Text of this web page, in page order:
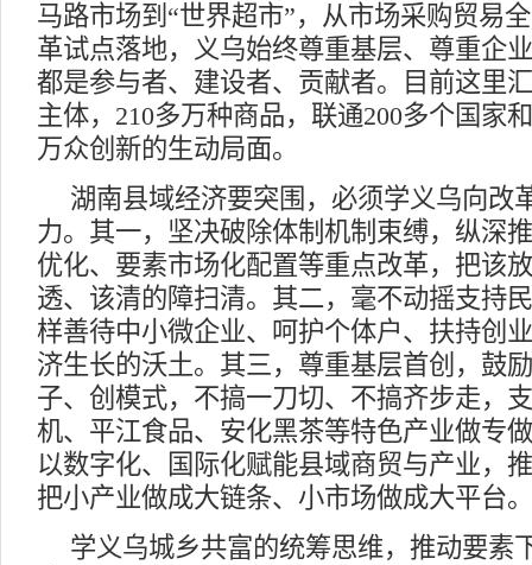
马路市场到“世界超市”，从市场采购贸易
革试点落地，义乌始终尊重基层、尊重企
都是参与者、建设者、贡献者。目前这里
主体，210多万种商品，联通200多个国家
万众创新的生动局面。
湖南县域经济要突围，必须学义乌向改
力。其一，坚决破除体制机制束缚，纵深
优化、要素市场化配置等重点改革，把该
透、该清的障扫清。其二，毫不动摇支持
样善待中小微企业、呵护个体户、扶持创
济生长的沃土。其三，尊重基层首创，鼓
子、创模式，不搞一刀切、不搞齐步走，
机、平江食品、安化黑茶等特色产业做专
以数字化、国际化赋能县域商贸与产业，
把小产业做成大链条、小市场做成大平台。
学义乌城乡共富的统筹思维，推动要素